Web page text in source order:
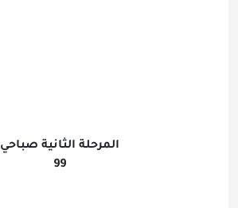
المرحلة الثانية صباحي
99